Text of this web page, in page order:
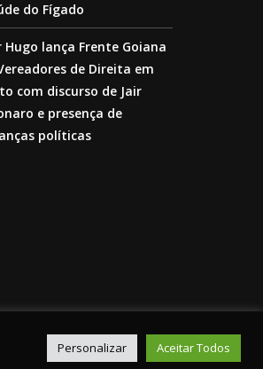
do Fígado
lança Frente Goiana
de Direita em
com discurso de Jair
e presença de
políticas
Personalizar Aceitar Todos